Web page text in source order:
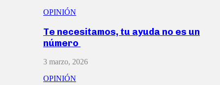
OPINIÓN
Te necesitamos, tu ayuda no es un
número
3 marzo, 2026
OPINIÓN